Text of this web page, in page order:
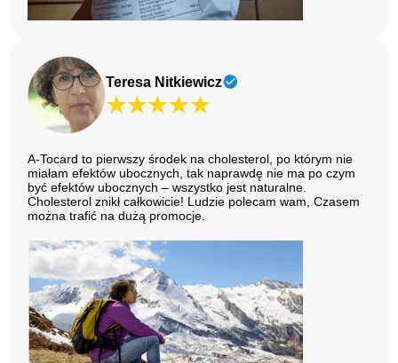
Teresa Nitkiewicz
A-Tocard to pierwszy środek na cholesterol, po którym nie
miałam efektów ubocznych, tak naprawdę nie ma po czym
być efektów ubocznych – wszystko jest naturalne.
Cholesterol znikł całkowicie! Ludzie polecam wam, Czasem
można trafić na dużą promocje.